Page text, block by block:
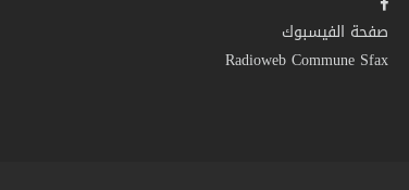
صفحة الفيسبوك
Radioweb Commune Sfax